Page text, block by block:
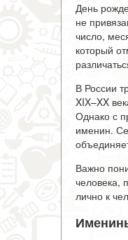
День
не
число,
который
В России
XIX–XX
Однако с
именин.
Важно
человека,
лично к